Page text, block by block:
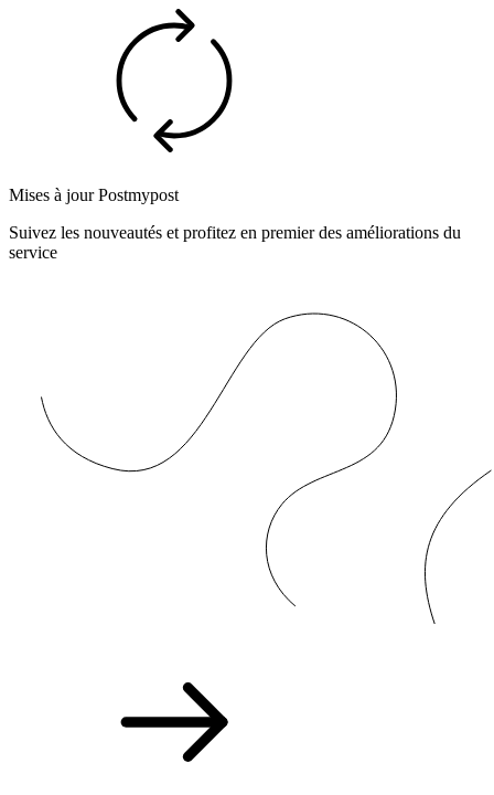
Mises à jour Postmypost
Suivez les nouveautés et profitez en premier des améliorations du
service